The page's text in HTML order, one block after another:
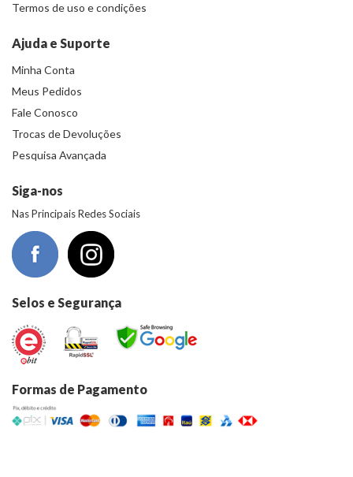
Termos de uso e condições
Ajuda e Suporte
Minha Conta
Meus Pedidos
Fale Conosco
Trocas de Devoluções
Pesquisa Avançada
Siga-nos
Nas Principais Redes Sociais
Selos e Segurança
Formas de Pagamento